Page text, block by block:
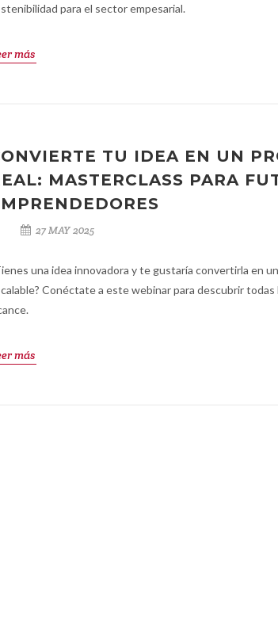
para el sector empesarial.
más
TU IDEA EN UN
MASTERCLASS PARA
27 MAY 2025
una idea innovadora y te gustaría convertirla en
Conéctate a este webinar para descubrir
más